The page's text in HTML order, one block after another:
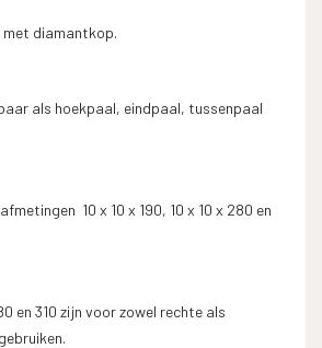
diamantkop.
als hoekpaal, eindpaal, tussenpaal
10 x 10 x 190, 10 x 10 x 280 en
en 310 zijn voor zowel rechte als